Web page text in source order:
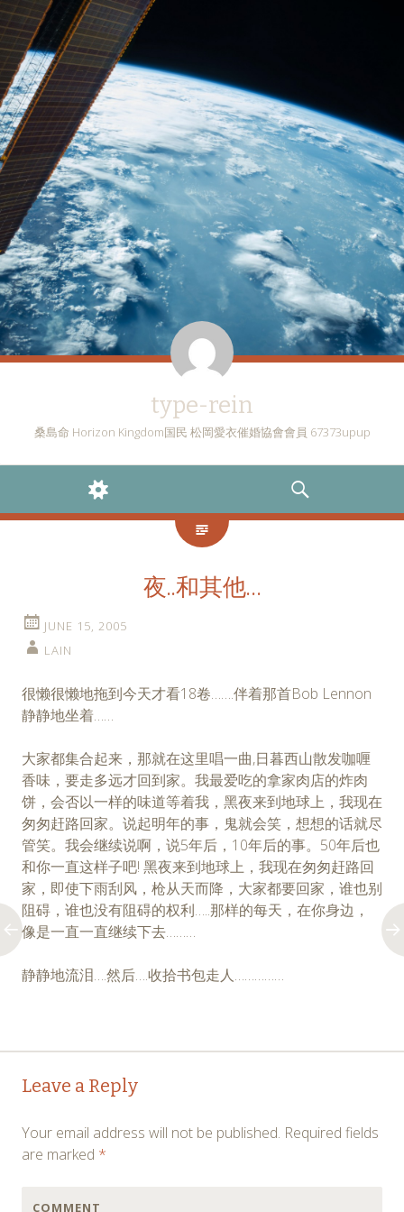
type-rein
桑島命 Horizon Kingdom国民 松岡愛衣催婚協會會員 67373upup
WIDGETS
SEARCH
夜..和其他…
JUNE 15, 2005
LAIN
很懒很懒地拖到今天才看18卷…….伴着那首Bob Lennon
静静地坐着……
大家都集合起来，那就在这里唱一曲,日暮西山散发咖喱
香味，要走多远才回到家。我最爱吃的拿家肉店的炸肉
饼，会否以一样的味道等着我，黑夜来到地球上，我现在
匆匆赶路回家。说起明年的事，鬼就会笑，想想的话就尽
管笑。我会继续说啊，说5年后，10年后的事。50年后也
和你一直这样子吧! 黑夜来到地球上，我现在匆匆赶路回
家，即使下雨刮风，枪从天而降，大家都要回家，谁也别
阻碍，谁也没有阻碍的权利…..那样的每天，在你身边，
像是一直一直继续下去………
静静地流泪….然后….收拾书包走人……………
Post
navigation
Leave a Reply
Your email address will not be published. Required fields
are marked *
COMMENT